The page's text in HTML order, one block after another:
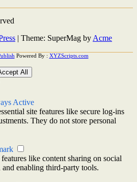
| Theme: SuperMag by Acme
Powered By : XYZScripts.com
All
Active
site features like secure log-ins
They do not store personal
like content sharing on social
enabling third-party tools.